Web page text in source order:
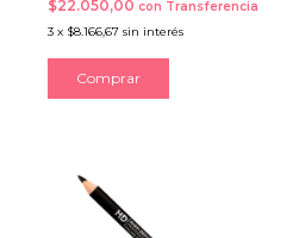
$22.050,00 con Transferencia
3 x $8.166,67 sin interés